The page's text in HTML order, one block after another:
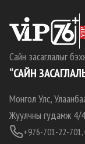
Сайн засаглалыг
“САЙН
Монгол Улс,
Жуулчны гудамж 4/
+976-701-22-701,